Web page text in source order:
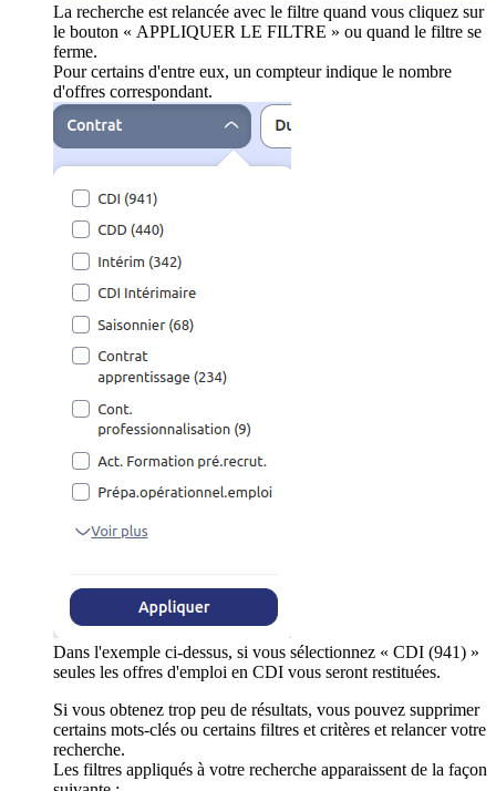
La recherche est relancée avec le filtre quand vous cliquez sur
le bouton « APPLIQUER LE FILTRE » ou quand le filtre se
ferme.
Pour certains d'entre eux, un compteur indique le nombre
d'offres correspondant.
Dans l'exemple ci-dessus, si vous sélectionnez « CDI (941) »
seules les offres d'emploi en CDI vous seront restituées.
Si vous obtenez trop peu de résultats, vous pouvez supprimer
certains mots-clés ou certains filtres et critères et relancer votre
recherche.
Les filtres appliqués à votre recherche apparaissent de la façon